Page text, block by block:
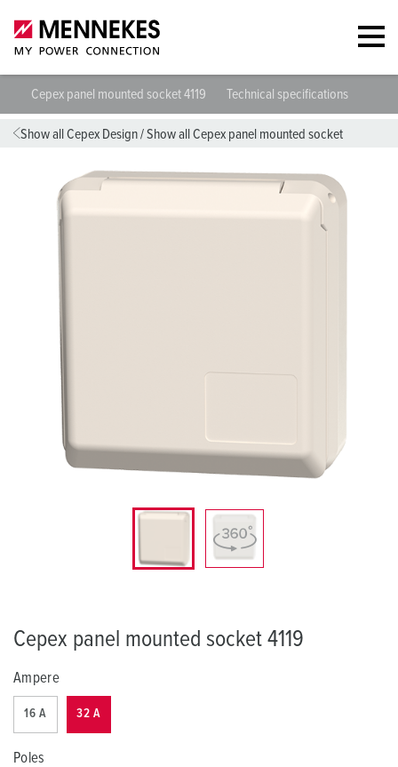
Cepex panel mounted socket 4119 Technical specifications
Show all Cepex Design/Show all Cepex panel mounted socket
Cepex panel mounted socket 4119
Ampere
16 A 32 A
Poles